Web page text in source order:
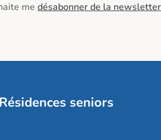
me désabonner de la newsletter
seniors